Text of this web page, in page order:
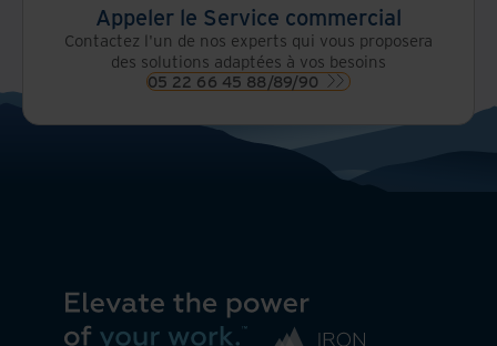
Appeler le Service commercial
Contactez l'un de nos experts qui vous proposera
des solutions adaptées à vos besoins
05 22 66 45 88/89/90